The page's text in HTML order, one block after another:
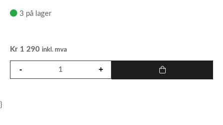
3 på lager
Kr 1 290 inkl. mva
}